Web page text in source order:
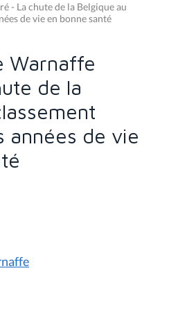
- La chute de la Belgique au
de vie en bonne santé
Warnaffe
de la
années de vie